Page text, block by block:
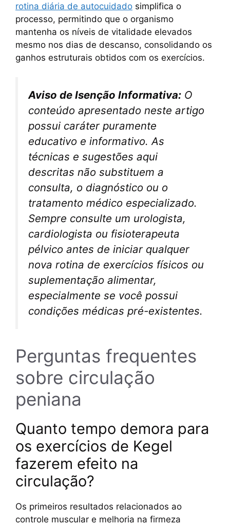
rotina diária de autocuidado simplifica o
processo, permitindo que o organismo
mantenha os níveis de vitalidade elevados
mesmo nos dias de descanso, consolidando os
ganhos estruturais obtidos com os exercícios.
Aviso de Isenção Informativa: O
conteúdo apresentado neste artigo
possui caráter puramente
educativo e informativo. As
técnicas e sugestões aqui
descritas não substituem a
consulta, o diagnóstico ou o
tratamento médico especializado.
Sempre consulte um urologista,
cardiologista ou fisioterapeuta
pélvico antes de iniciar qualquer
nova rotina de exercícios físicos ou
suplementação alimentar,
especialmente se você possui
condições médicas pré-existentes.
Perguntas frequentes
sobre circulação
peniana
Quanto tempo demora para
os exercícios de Kegel
fazerem efeito na
circulação?
Os primeiros resultados relacionados ao
controle muscular e melhoria na firmeza